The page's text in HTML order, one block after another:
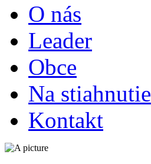
O nás
Leader
Obce
Na stiahnutie
Kontakt